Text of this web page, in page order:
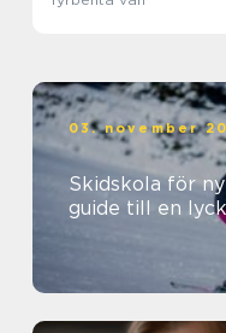
03. november
Skidskola för
guide till en